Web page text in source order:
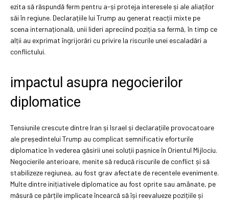
ezita să răspundă ferm pentru a-și proteja interesele și ale aliaților
săi în regiune. Declarațiile lui Trump au generat reacții mixte pe
scena internațională, unii lideri apreciind poziția sa fermă, în timp ce
alții au exprimat îngrijorări cu privire la riscurile unei escaladări a
conflictului.
impactul asupra negocierilor
diplomatice
Tensiunile crescute dintre Iran și Israel și declarațiile provocatoare
ale președintelui Trump au complicat semnificativ eforturile
diplomatice în vederea găsirii unei soluții pașnice în Orientul Mijlociu.
Negocierile anterioare, menite să reducă riscurile de conflict și să
stabilizeze regiunea, au fost grav afectate de recentele evenimente.
Multe dintre inițiativele diplomatice au fost oprite sau amânate, pe
măsură ce părțile implicate încearcă să își reevalueze pozițiile și